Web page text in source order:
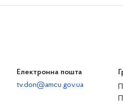
Електронна пошта
tv.don@amcu.gov.ua